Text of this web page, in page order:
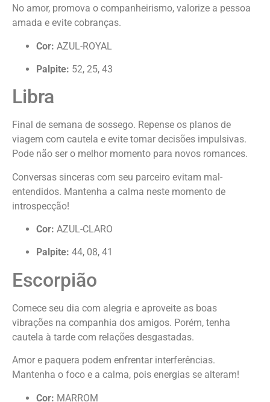
No amor, promova o companheirismo, valorize a pessoa
amada e evite cobranças.
Cor: AZUL-ROYAL
Palpite: 52, 25, 43
Libra
Final de semana de sossego. Repense os planos de
viagem com cautela e evite tomar decisões impulsivas.
Pode não ser o melhor momento para novos romances.
Conversas sinceras com seu parceiro evitam mal-
entendidos. Mantenha a calma neste momento de
introspecção!
Cor: AZUL-CLARO
Palpite: 44, 08, 41
Escorpião
Comece seu dia com alegria e aproveite as boas
vibrações na companhia dos amigos. Porém, tenha
cautela à tarde com relações desgastadas.
Amor e paquera podem enfrentar interferências.
Mantenha o foco e a calma, pois energias se alteram!
Cor: MARROM